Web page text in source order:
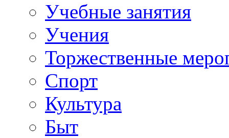
Учебные занятия
Учения
Торжественные
Спорт
Культура
Быт